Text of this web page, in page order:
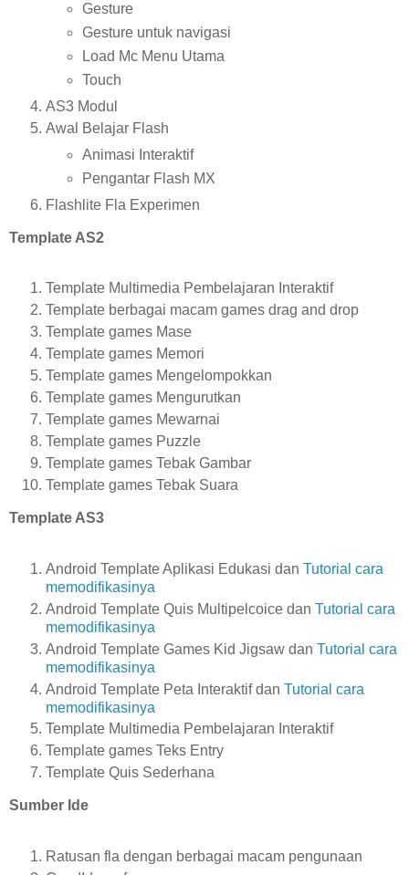
Gesture
Gesture untuk navigasi
Load Mc Menu Utama
Touch
AS3 Modul
Awal Belajar Flash
Animasi Interaktif
Pengantar Flash MX
Flashlite Fla Experimen
Template AS2
Template Multimedia Pembelajaran Interaktif
Template berbagai macam games drag and drop
Template games Mase
Template games Memori
Template games Mengelompokkan
Template games Mengurutkan
Template games Mewarnai
Template games Puzzle
Template games Tebak Gambar
Template games Tebak Suara
Template AS3
Android Template Aplikasi Edukasi dan Tutorial cara
memodifikasinya
Android Template Quis Multipelcoice dan Tutorial cara
memodifikasinya
Android Template Games Kid Jigsaw dan Tutorial cara
memodifikasinya
Android Template Peta Interaktif dan Tutorial cara
memodifikasinya
Template Multimedia Pembelajaran Interaktif
Template games Teks Entry
Template Quis Sederhana
Sumber Ide
Ratusan fla dengan berbagai macam pengunaan